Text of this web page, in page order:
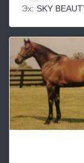
Эх: SKY